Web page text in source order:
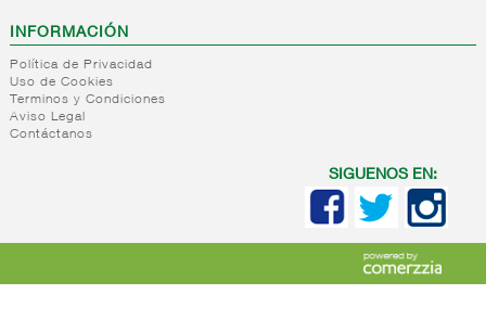
INFORMACIÓN
Política de Privacidad
Uso de Cookies
Terminos y Condiciones
Aviso Legal
Contáctanos
SIGUENOS EN: